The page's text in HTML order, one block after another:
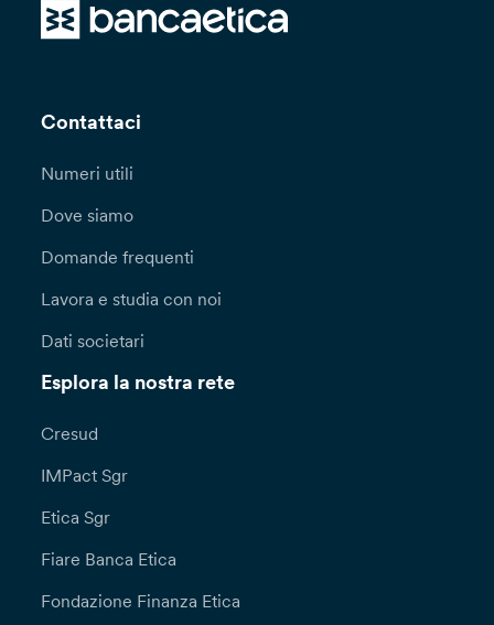
Contattaci
Numeri utili
Dove siamo
Domande frequenti
Lavora e studia con noi
Dati societari
Esplora la nostra rete
Cresud
IMPact Sgr
Etica Sgr
Fiare Banca Etica
Fondazione Finanza Etica